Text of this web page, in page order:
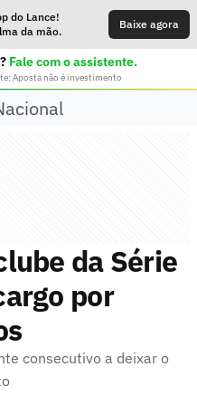
do Lance!
da mão.
Baixe agora
Fale com o assistente.
Aposta não é investimento
da Série
por
consecutivo a deixar o